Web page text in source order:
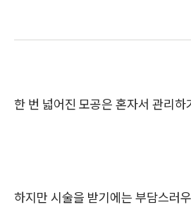
한 번 넓어진 모공은 혼자서 관리하
하지만 시술을 받기에는 부담스러